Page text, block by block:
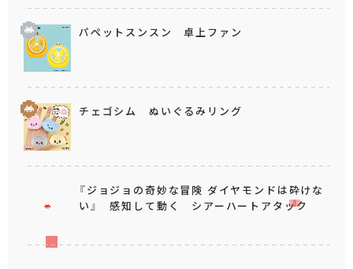
パペットスンスン 卓上ファン
チェゴシム ぬいぐるみリング
『ジョジョの奇妙な冒険 ダイヤモンドは砕けな
い』 感知して動く シアーハートアタック